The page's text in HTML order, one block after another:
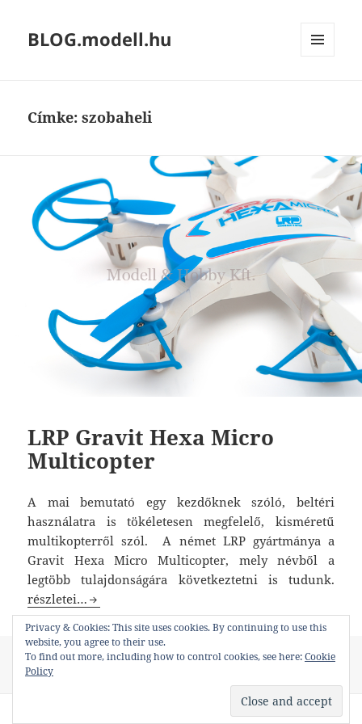
BLOG.modell.hu
Címke:szobaheli
LRP Gravit Hexa Micro
Multicopter
A mai bemutató egy kezdőknek szóló, beltéri
használatra is tökéletesen megfelelő, kisméretű
multikopterről szól. A német LRP gyártmánya a
Gravit Hexa Micro Multicopter, mely névből a
legtöbb tulajdonságára következtetni is tudunk.
LRP Gravit Hexa Micro Multicopter
részletei…
Közzétéve
2017-07-26 Kategória
Blog,Termékleírások Címke
kezdő drón,kezdő
heli,LRP Gravit Hexa Micor Multicopter
Privacy & Cookies: This site uses cookies. By continuing to use this
website, you agree to their use.
To find out more, including how to control cookies, see here:Cookie
Policy